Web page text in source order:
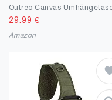
29.99 €
Amazon